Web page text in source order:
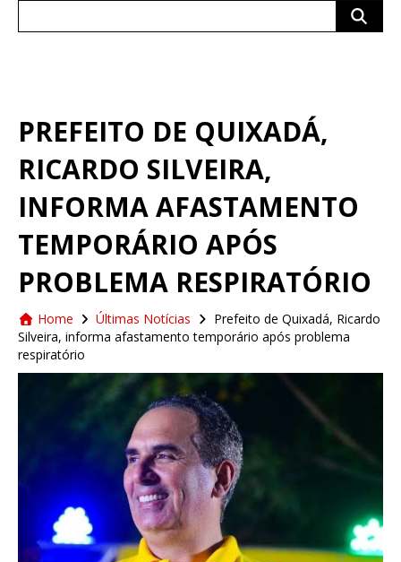
PREFEITO DE QUIXADÁ,
RICARDO SILVEIRA,
INFORMA AFASTAMENTO
TEMPORÁRIO APÓS
PROBLEMA RESPIRATÓRIO
Home Últimas Notícias
Prefeito de Quixadá, Ricardo
Silveira, informa afastamento temporário após problema
respiratório